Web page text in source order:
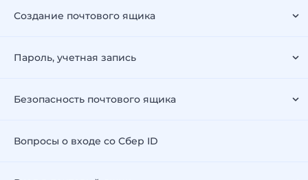
Создание почтового ящика
Пароль, учетная запись
Безопасность почтового ящика
Вопросы о входе со Сбер ID